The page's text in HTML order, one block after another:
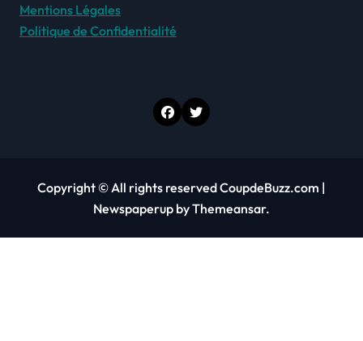
Mentions Légales
Politique de Confidentialité
Copyright © All rights reserved CoupdeBuzz.com |
Newspaperup byThemeansar.